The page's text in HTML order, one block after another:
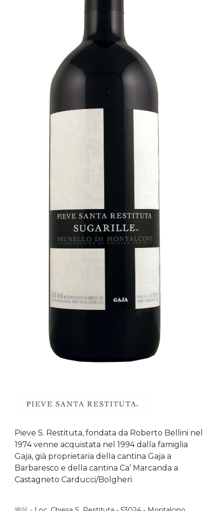
Pieve S. Restituta, fondata da Roberto Bellini nel
1974 venne acquistata nel 1994 dalla famiglia
Gaja, già proprietaria della cantina Gaja a
Barbaresco e della cantina Ca’ Marcanda a
Castagneto Carducci/Bolgheri.